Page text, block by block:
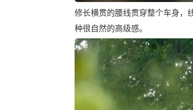
修长横贯的腰线贯穿整个车身，
种很自然的高级感。